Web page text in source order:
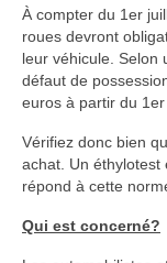
À compter du 1er
roues devront
leur véhicule. Selon
défaut de
euros à partir du 1er
Vérifiez donc bien
achat. Un éthylotest
répond à cette
Qui est concerné?